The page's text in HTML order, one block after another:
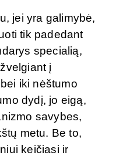
jei yra galimybė,
tik padedant
specialią,
į
iki nėštumo
dydį, jo eigą,
savybes,
metu. Be to,
keičiasi ir